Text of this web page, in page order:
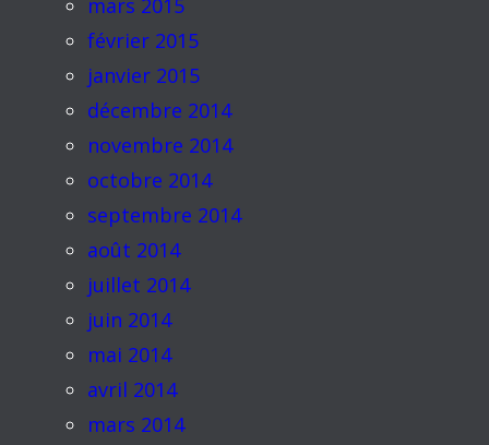
mars 2015
février 2015
janvier 2015
décembre 2014
novembre 2014
octobre 2014
septembre 2014
août 2014
juillet 2014
juin 2014
mai 2014
avril 2014
mars 2014